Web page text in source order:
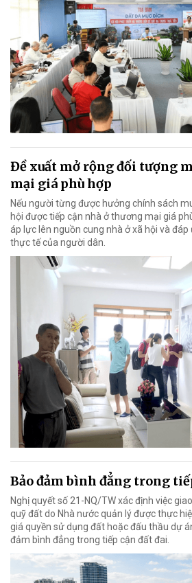
Đề xuất mở rộng đối tượng
mại giá phù hợp
Nếu người từng được hưởng chính sách
hội được tiếp cận nhà ở thương mại giá
áp lực lên nguồn cung nhà ở xã hội và
thực tế của người dân.
Bảo đảm bình đẳng trong
Nghị quyết số 21-NQ/TW xác định việc
quỹ đất do Nhà nước quản lý được thực
giá quyền sử dụng đất hoặc đấu thầu dự
đảm bình đẳng trong tiếp cận đất đai.